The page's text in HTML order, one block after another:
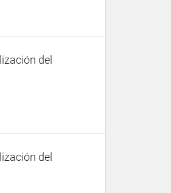
del
del